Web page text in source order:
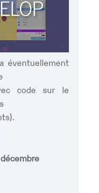
éventuellement
code sur le